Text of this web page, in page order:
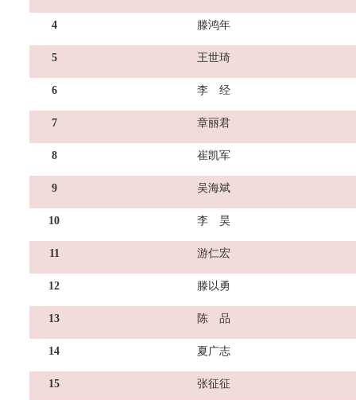
4 滕鸿年
5 王世琦
6 李 经
7 章丽君
8 崔凯军
9 吴海斌
10 李 昊
11 游仁宏
12 滕以勇
13 陈 品
14 夏广志
15 张征征